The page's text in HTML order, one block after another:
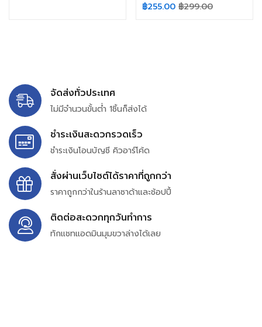
฿255.00 ฿299.00
จัดส่งทั่วประเทศ
ไม่มีจำนวนขั้นต่ำ 1ชิ้นก็ส่งได้
ชำระเงินสะดวกรวดเร็ว
ชำระเงินโอนบัญชี คิวอาร์โค้ด
สั่งผ่านเว็บไซต์ได้ราคาที่ถูกกว่า
ราคาถูกกว่าในร้านลาซาด้าและช้อปปี้
ติดต่อสะดวกทุกวันทำการ
ทักแชทแอดมินมุมขวาล่างได้เลย